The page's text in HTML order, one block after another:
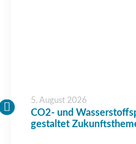
5. August 2026
CO2- und
gestaltet